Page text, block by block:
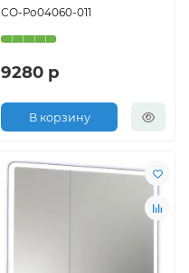
СО-Ро04060-011
9280 р
В корзину